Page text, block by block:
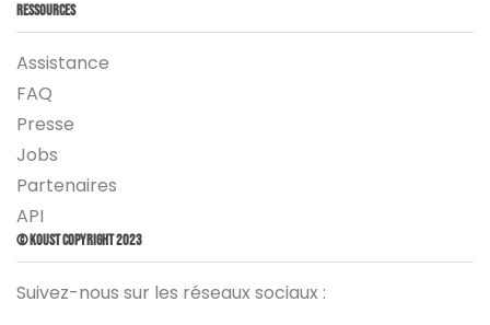
Ressources
Assistance
FAQ
Presse
Jobs
Partenaires
API
© Koust Copyright 2023
Suivez-nous sur les réseaux sociaux :